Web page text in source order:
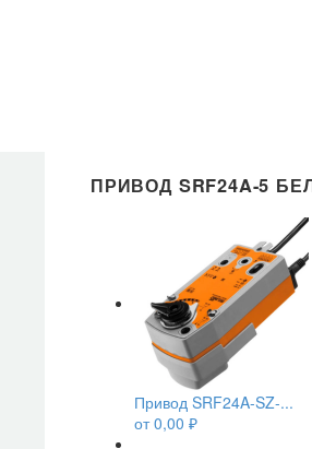
ПРИВОД SRF24A-5
Привод SRF24A-SZ-...
от0,00 ₽